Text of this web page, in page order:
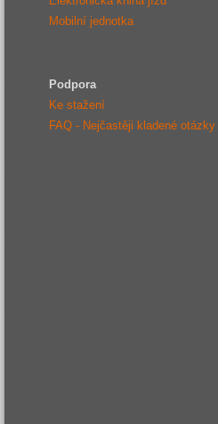
Mobilní jednotka
Podpora
Ke stažení
FAQ - Nejčastěji kladené otázky